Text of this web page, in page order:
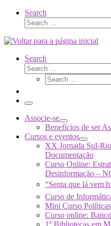
Search
Search
Search
Search
Search
Menu
Associe-se
Benefícios de ser
Cursos e eventos
XX Jornada Sul-
Documentação
Curso Online:
Desinformação –
“Senta que lá vem
Curso de
Mini Curso
Curso online: